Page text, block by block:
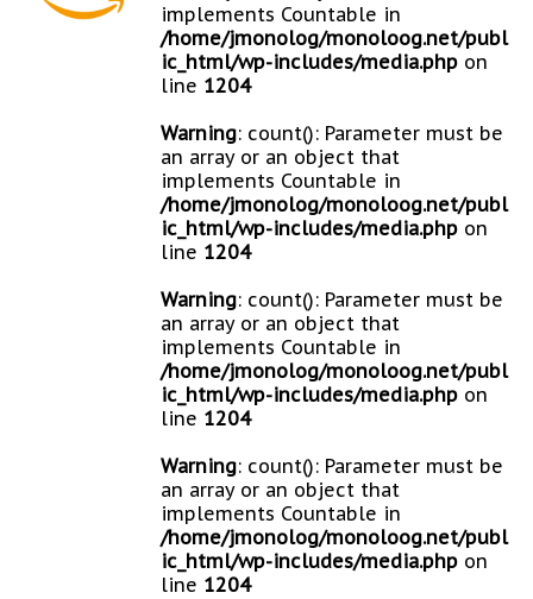
implements Countable in
/home/jmonolog/monoloog.net/publ
ic_html/wp-includes/media.php on
line 1204
Warning: count(): Parameter must be
an array or an object that
implements Countable in
/home/jmonolog/monoloog.net/publ
ic_html/wp-includes/media.php on
line 1204
Warning: count(): Parameter must be
an array or an object that
implements Countable in
/home/jmonolog/monoloog.net/publ
ic_html/wp-includes/media.php on
line 1204
Warning: count(): Parameter must be
an array or an object that
implements Countable in
/home/jmonolog/monoloog.net/publ
ic_html/wp-includes/media.php on
line 1204